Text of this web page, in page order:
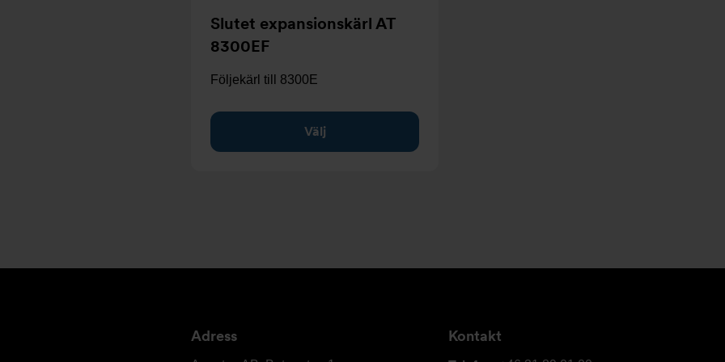
Slutet expansionskärl AT
8300EF
Följekärl till 8300E
Välj
Adress
Armatec
Kontakt